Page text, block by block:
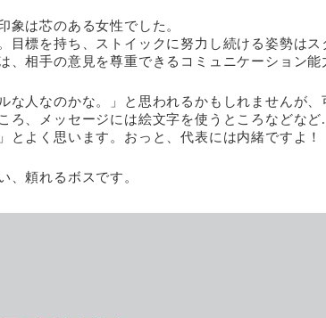
象は芯のある女性でした。
目標を持ち、ストイックに努力し続ける姿勢はス
、相手の意見を尊重できるコミュニケーション能
な人なのかな。」と思われるかもしれませんが、
ろ、メッセージには絵文字を使うところなどなど
とよく思います。おっと、代表には内緒ですよ！
、頼れるボスです。